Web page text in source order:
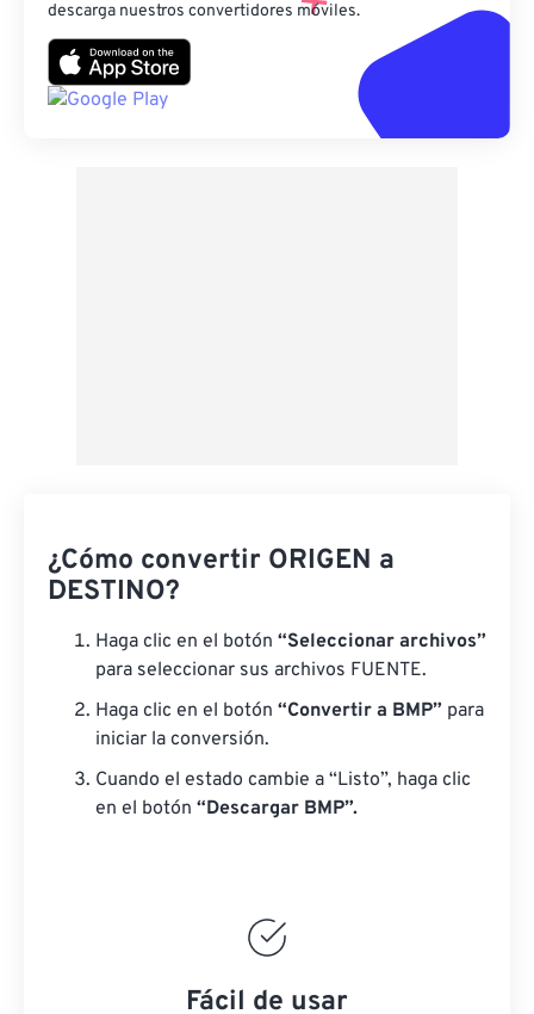
descarga nuestros convertidores móviles.
¿Cómo convertir ORIGEN a
DESTINO?
Haga clic en el botón “Seleccionar archivos”
para seleccionar sus archivos FUENTE.
Haga clic en el botón “Convertir a BMP” para
iniciar la conversión.
Cuando el estado cambie a “Listo”, haga clic
en el botón “Descargar BMP”.
Fácil de usar